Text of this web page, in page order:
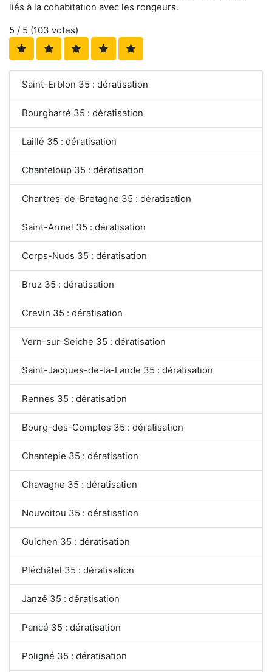
liés à la cohabitation avec les rongeurs.
5 / 5 (103 votes)
Saint-Erblon 35 : dératisation
Bourgbarré 35 : dératisation
Laillé 35 : dératisation
Chanteloup 35 : dératisation
Chartres-de-Bretagne 35 : dératisation
Saint-Armel 35 : dératisation
Corps-Nuds 35 : dératisation
Bruz 35 : dératisation
Crevin 35 : dératisation
Vern-sur-Seiche 35 : dératisation
Saint-Jacques-de-la-Lande 35 : dératisation
Rennes 35 : dératisation
Bourg-des-Comptes 35 : dératisation
Chantepie 35 : dératisation
Chavagne 35 : dératisation
Nouvoitou 35 : dératisation
Guichen 35 : dératisation
Pléchâtel 35 : dératisation
Janzé 35 : dératisation
Pancé 35 : dératisation
Poligné 35 : dératisation